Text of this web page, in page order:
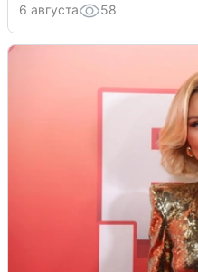
6 августа 58